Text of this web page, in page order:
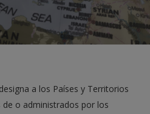
a los Países y Territorios
o administrados por los